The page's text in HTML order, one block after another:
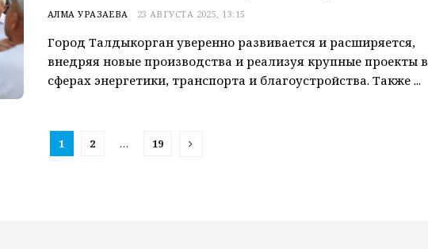
АЛМА УРАЗАЕВА 23 АВГУСТА 2025, 13:15
Город Талдыкорган уверенно развивается и расширяется,
внедряя новые производства и реализуя крупные проекты в
сферах энергетики, транспорта и благоустройства. Также ...
1 2 … 19